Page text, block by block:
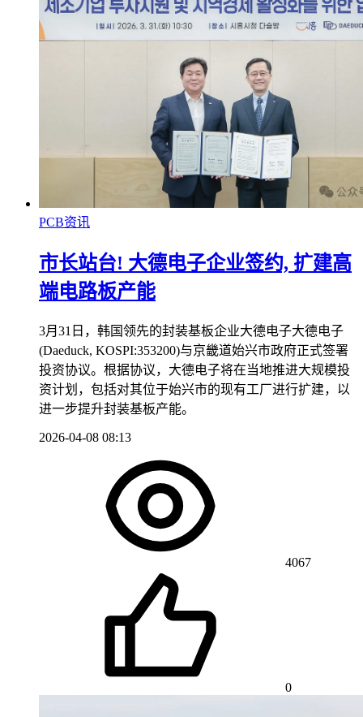
PCB资讯
市长站台! 大德电子企业签约, 扩建高
端电路板产能
3月31日，韩国领先的封装基板企业大德电子大德电子
(Daeduck, KOSPI:353200)与京畿道始兴市政府正式签署
投资协议。根据协议，大德电子将在当地推进大规模投
资计划，包括对其位于始兴市的现有工厂进行扩建，以
进一步提升封装基板产能。
2026-04-08 08:13
4067
0